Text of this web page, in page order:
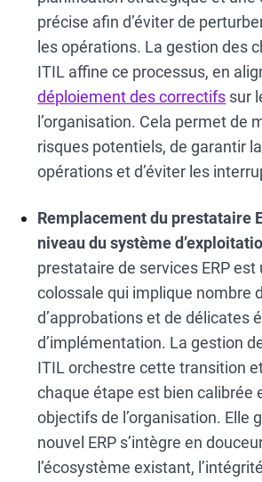
précise afin d’éviter de
les opérations. La gestion des
ITIL affine ce processus, en
déploiement des correctifs sur
l’organisation. Cela permet de
risques potentiels, de garantir
opérations et d’éviter les
Remplacement du prestataire
niveau du système
prestataire de services ERP est
colossale qui implique nombre
d’approbations et de délicates
d’implémentation. La gestion
ITIL orchestre cette transition
chaque étape est bien calibrée
objectifs de l’organisation. Elle
nouvel ERP s’intègre en
l’écosystème existant,